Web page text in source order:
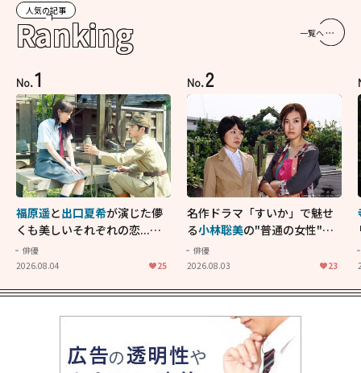
人気の記事
Ranking 一覧へ
No.1
福原遥と出口夏希が演じた儚
くも美しいそれぞれの恋...生
きることの尊さを教えてくれ
た映画「あの花が咲く丘で、
俳優
2026.08.04
25
No.2
名作ドラマ「すいか」で魅せ
る小林聡美の"普通の女性"が
大人に刺さる...映画「かもめ
食堂」にも通じる静かな芝居
俳優
2026.08.03
23